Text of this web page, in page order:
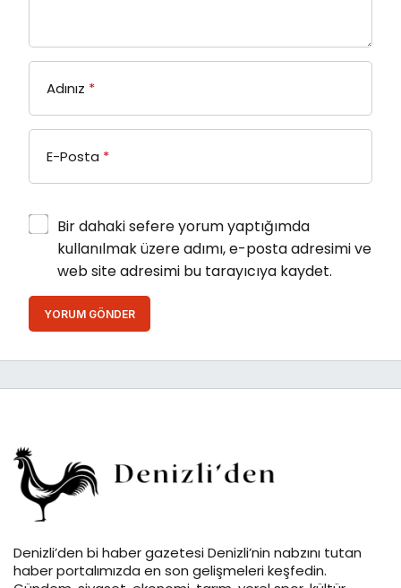
Adınız *
E-Posta *
Bir dahaki sefere yorum yaptığımda
kullanılmak üzere adımı, e-posta adresimi ve
web site adresimi bu tarayıcıya kaydet.
YORUM GÖNDER
Denizli’den bi haber gazetesi Denizli’nin nabzını tutan
haber portalımızda en son gelişmeleri keşfedin.